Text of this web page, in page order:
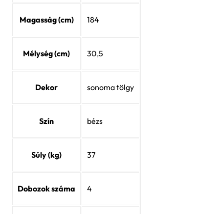
Magasság (cm) 184
Mélység (cm) 30,5
Dekor sonoma tölgy
Szín bézs
Súly (kg) 37
Dobozok száma 4